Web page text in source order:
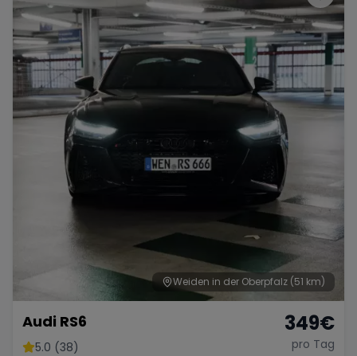
Weiden in der Oberpfalz (51 km)
Audi RS6
5.0 (38)
349€
pro Tag